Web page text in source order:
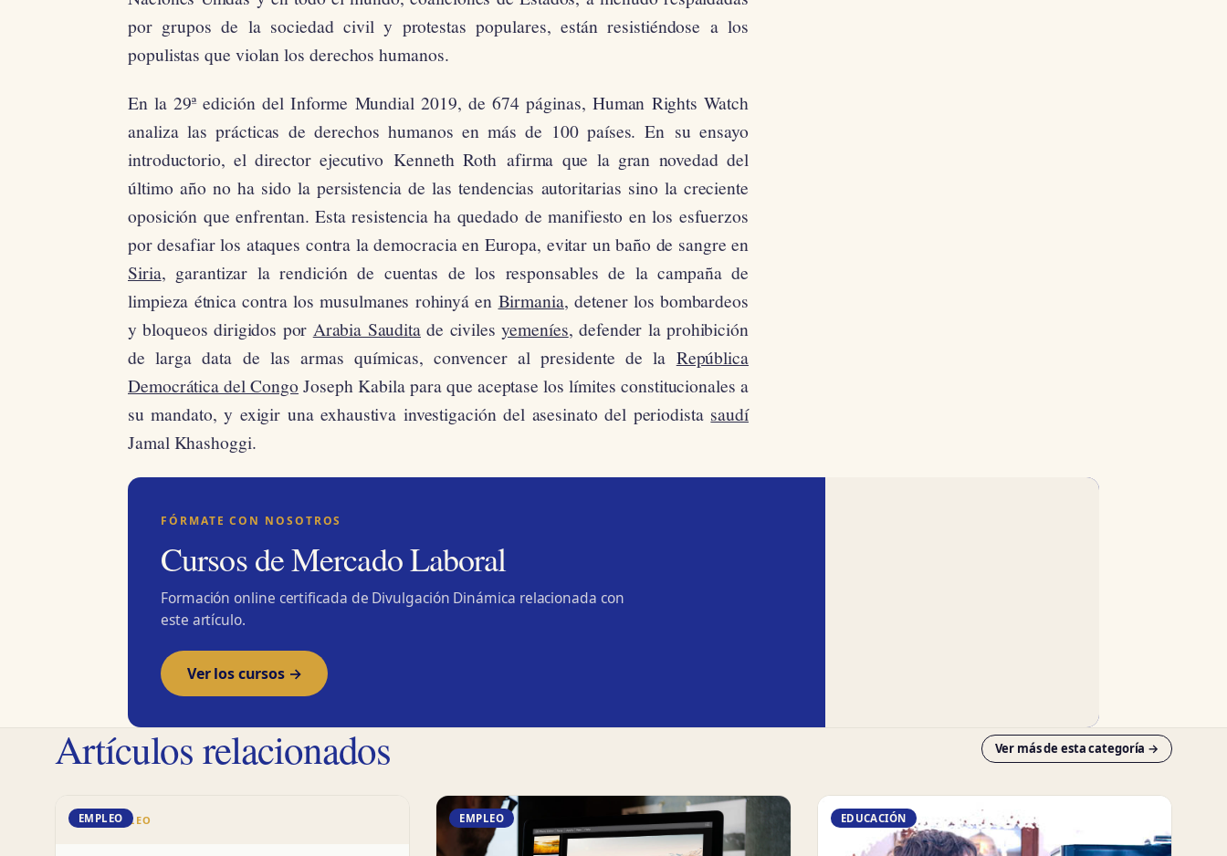
por grupos de la sociedad civil y protestas populares, están resistiéndose a los
populistas que violan los derechos humanos.
En la 29ª edición del Informe Mundial 2019, de 674 páginas, Human Rights Watch
analiza las prácticas de derechos humanos en más de 100 países. En su ensayo
introductorio, el director ejecutivo Kenneth Roth afirma que la gran novedad del
último año no ha sido la persistencia de las tendencias autoritarias sino la creciente
oposición que enfrentan. Esta resistencia ha quedado de manifiesto en los esfuerzos
por desafiar los ataques contra la democracia en Europa, evitar un baño de sangre en
Siria, garantizar la rendición de cuentas de los responsables de la campaña de
limpieza étnica contra los musulmanes rohinyá en Birmania, detener los bombardeos
y bloqueos dirigidos por Arabia Saudita de civilesyemeníes, defender la prohibición
de larga data de las armas químicas, convencer al presidente de la República
Democrática del Congo Joseph Kabila para que aceptase los límites constitucionales a
su mandato, y exigir una exhaustiva investigación del asesinato del periodista saudí
Jamal Khashoggi.
FÓRMATE CON NOSOTROS
Cursos de Mercado Laboral
Formación online certificada de Divulgación Dinámica relacionada con
este artículo.
Ver los cursos →
Artículos relacionados Ver más de esta categoría →
DD · EMPLEO
EMPLEO EMPLEO EDUCACIÓN